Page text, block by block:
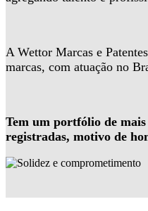
A Wettor Marcas e
marcas, com atuação no
Tem um portfólio de mais
registradas, motivo de